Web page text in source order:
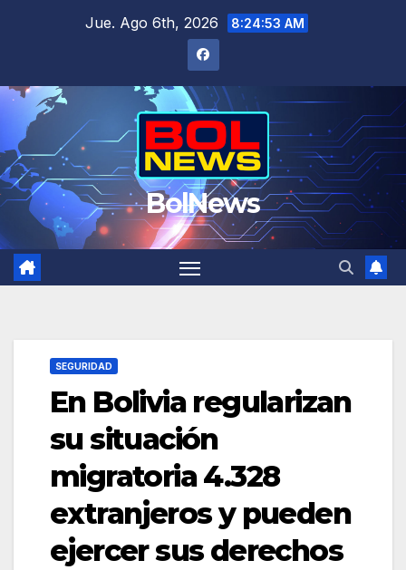
Jue. Ago 6th, 2026 8:24:55 AM
BolNews
SEGURIDAD
En Bolivia regularizan
su situación
migratoria 4.328
extranjeros y pueden
ejercer sus derechos